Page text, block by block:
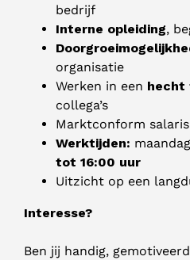
bedrijf
Interne opleiding,
organisatie
Werken in een hecht
collega’s
Marktconform
Werktijden:
tot 16:00 uur
Uitzicht op een
Interesse?
Ben jij handig,